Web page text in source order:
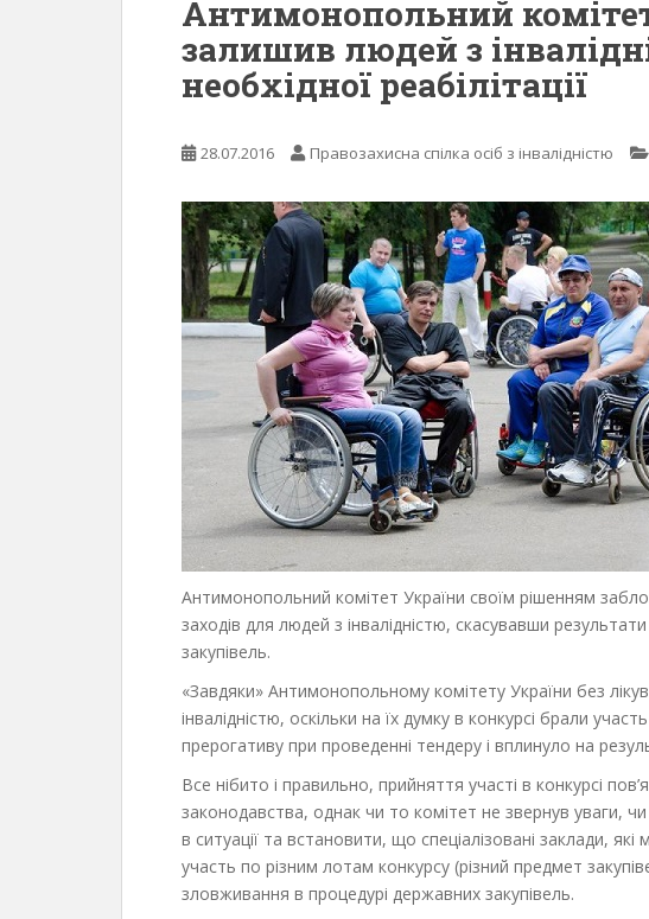
Антимонопольний
залишив людей з
необхідної реабілітації
28.07.2016 Правозахисна спілка осіб з інвалідністю
Антимонопольний комітет України своїм рішенням
заходів для людей з інвалідністю, скасувавши
закупівель.
«Завдяки» Антимонопольному комітету України без
інвалідністю, оскільки на їх думку в конкурсі брали
прерогативу при проведенні тендеру і вплинуло на
Все нібито і правильно, прийняття участі в конкурсі
законодавства, однак чи то комітет не звернув уваги,
в ситуації та встановити, що спеціалізовані заклади,
участь по різним лотам конкурсу (різний предмет
зловживання в процедурі державних закупівель.